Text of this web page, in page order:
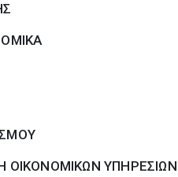
ΟΙΚΟΝΟΜΙΚΩΝ ΥΠΗΡΕΣΙΩΝ